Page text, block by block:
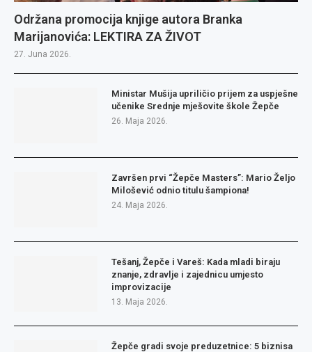
Održana promocija knjige autora Branka
Marijanovića: LEKTIRA ZA ŽIVOT
27. Juna 2026.
Ministar Mušija upriličio prijem za uspješne
učenike Srednje mješovite škole Žepče
26. Maja 2026.
Završen prvi “Žepče Masters”: Mario Željo
Milošević odnio titulu šampiona!
24. Maja 2026.
Tešanj, Žepče i Vareš: Kada mladi biraju
znanje, zdravlje i zajednicu umjesto
improvizacije
13. Maja 2026.
Žepče gradi svoje preduzetnice: 5 biznisa